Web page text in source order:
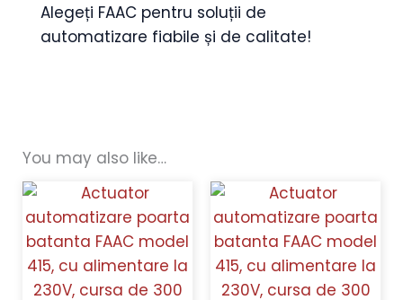
Alegeți FAAC pentru soluții de
automatizare fiabile și de calitate!
You may also like…